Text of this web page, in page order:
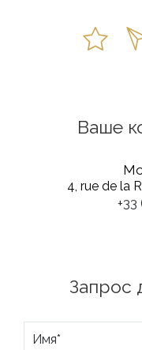
Ваше
4, rue de la
Запрос